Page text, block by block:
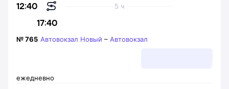
12:40
17:40
5 ч
ежедневно
№765 Автовокзал Новый – Автовокзал